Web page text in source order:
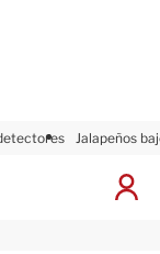
Jalapeños
I